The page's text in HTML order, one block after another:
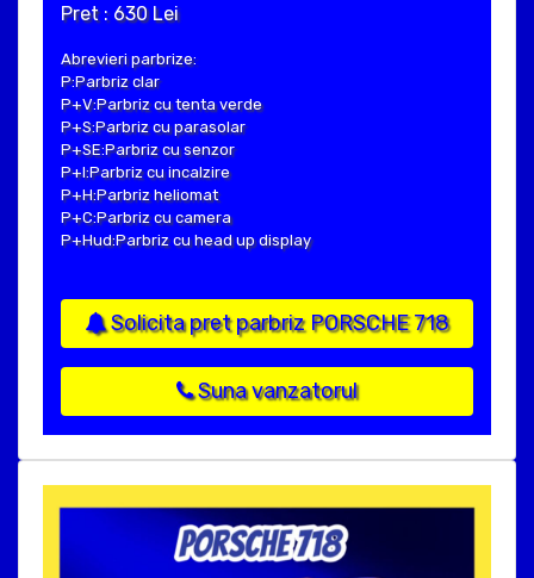
Pret : 630 Lei
Abrevieri parbrize:
P:Parbriz clar
P+V:Parbriz cu tenta verde
P+S:Parbriz cu parasolar
P+SE:Parbriz cu senzor
P+I:Parbriz cu incalzire
P+H:Parbriz heliomat
P+C:Parbriz cu camera
P+Hud:Parbriz cu head up display
Solicita pret parbriz PORSCHE 718
Suna vanzatorul